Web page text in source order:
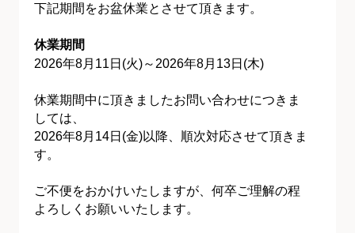
下記期間をお盆休業とさせて頂きます。
休業期間
2026年8月11日(火)～2026年8月13日(木)
休業期間中に頂きましたお問い合わせにつきま
しては、
2026年8月14日(金)以降、順次対応させて頂きま
す。
ご不便をおかけいたしますが、何卒ご理解の程
よろしくお願いいたします。